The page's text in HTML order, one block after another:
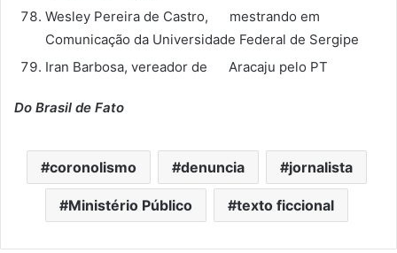
Wesley Pereira de Castro, mestrando em
Comunicação da Universidade Federal de Sergipe
Iran Barbosa, vereador de Aracaju pelo PT
Do Brasil de Fato
coronolismo denuncia jornalista
Ministério Público texto ficcional